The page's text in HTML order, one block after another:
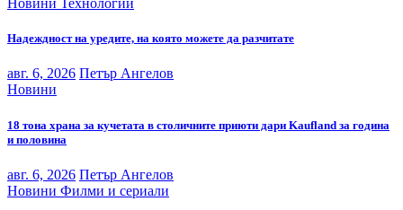
Новини Технологии
Надеждност на уредите, на която можете да разчитате
авг. 6, 2026 Петър Ангелов
Новини
18 тона храна за кучетата в столичните приюти дари Kaufland за година
и половина
авг. 6, 2026 Петър Ангелов
Новини Филми и сериали